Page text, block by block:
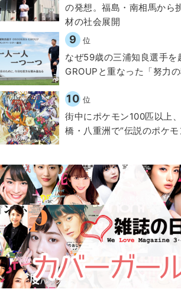
の発想。福島・南相馬から
材の社会展開​
9 位
なぜ59歳の三浦知良選手
GROUPと重なった「努力の
10 位
街中にポケモン100匹以上
橋・八重洲で“伝説のポケモ